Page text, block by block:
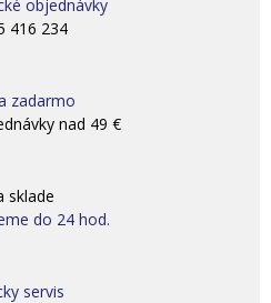
objednávky
416 234
zadarmo
nad 49 €
sklade
do 24 hod.
servis